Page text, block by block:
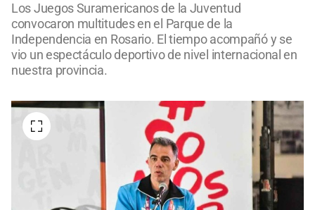
Los Juegos Suramericanos de la Juventud
convocaron multitudes en el Parque de la
Independencia en Rosario. El tiempo acompañó y se
vio un espectáculo deportivo de nivel internacional en
nuestra provincia.